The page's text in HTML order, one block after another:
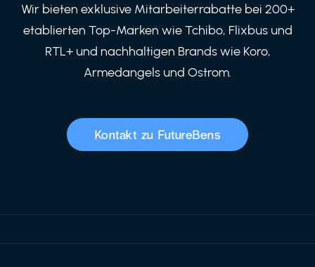
Wir bieten exklusive Mitarbeiterrabatte bei 200+
etablierten Top-Marken wie Tchibo, Flixbus und
RTL+ und nachhaltigen Brands wie Koro,
Armedangels und Ostrom.
Kontakt zu FutureBens